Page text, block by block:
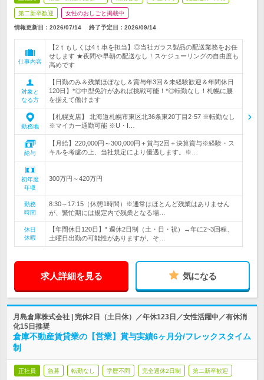
第二新卒歓迎 女性のおしごと掲載中
情報更新日：2026/07/14 終了予定日： 2026/09/14
仕事内容
【2ｔもしくは4ｔ車を担当】◎当社ガラス製品の配送業務をお任
せします ★夜間や早朝の配送なし！スケジューリングの自由度も
高めです
対象と
なる方
【日勤のみ＆残業ほぼなし＆賞与年3回＆未経験歓迎＆年間休日
120日】*◎中型免許があれば挑戦可能！*◎転勤なし！札幌に腰
を据えて働けます
勤務地
【札幌支店】 北海道札幌市東区北36条東20丁目2-57 ※転勤なし
※マイカー通勤可能 ※U・I…
給与
【月給】220,000円～300,000円＋賞与2回＋決算賞与※経験・ス
キルを考慮の上、当社規定により優遇します。※…
初年度
年収
300万円～420万円
勤務
時間
8:30～17:15（休憩1時間）※通常はほとんど残業はありません
が、繁忙期には規定内で残業となる場…
休日
休暇
【年間休日120日】* 週休2日制（土・日・祝）→年に2~3回程、
土曜日出勤の可能性がありますが、そ…
求人詳細を見る 気になる
月島倉庫株式会社 | 完休2日（土日休）／年休123日／女性活躍中／有休消
化15日推奨
倉庫不動産賃貸業の【営業】賞与実績6ヶ月分/フレックスタイム
制
正社員 急募 転勤なし 学歴不問 完全週休2日制 第二新卒歓迎